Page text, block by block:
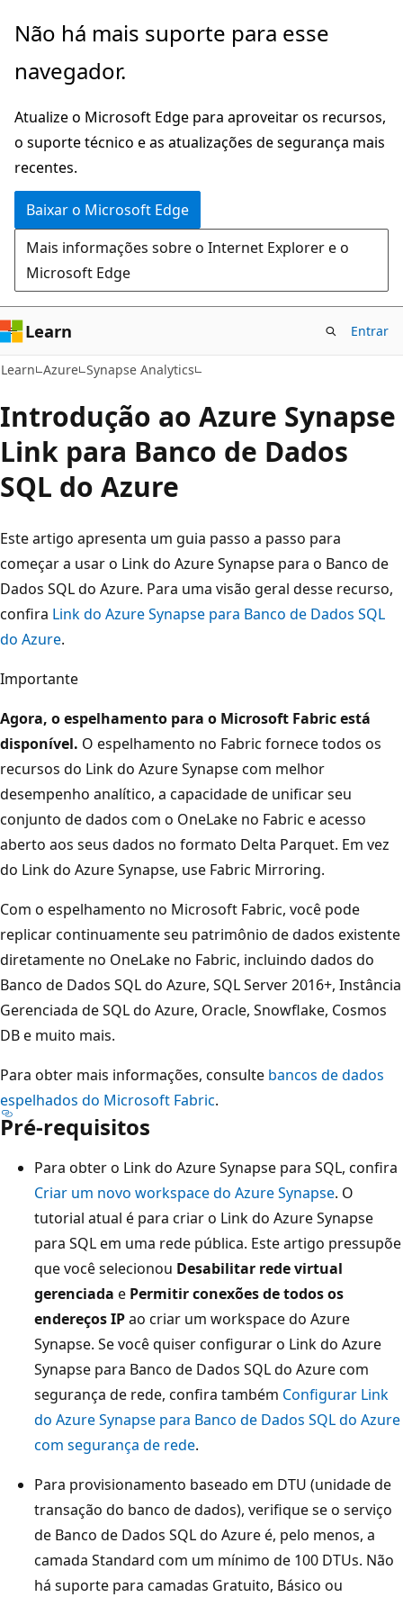
Pular
o
principal
Não há mais suporte para esse
navegador.
Atualize o Microsoft Edge para aproveitar os recursos,
o suporte técnico e as atualizações de segurança mais
recentes.
Baixar o Microsoft Edge
Mais informações sobre o Internet Explorer e o
Microsoft Edge
Learn Entrar
Learn Azure Synapse Analytics
Introdução ao Azure Synapse
Link para Banco de Dados
SQL do Azure
Este artigo apresenta um guia passo a passo para
começar a usar o Link do Azure Synapse para o Banco de
Dados SQL do Azure. Para uma visão geral desse recurso,
confira Link do Azure Synapse para Banco de Dados SQL
do Azure.
Importante
Agora, o espelhamento para o Microsoft Fabric está
disponível. O espelhamento no Fabric fornece todos os
recursos do Link do Azure Synapse com melhor
desempenho analítico, a capacidade de unificar seu
conjunto de dados com o OneLake no Fabric e acesso
aberto aos seus dados no formato Delta Parquet. Em vez
do Link do Azure Synapse, use Fabric Mirroring.
Com o espelhamento no Microsoft Fabric, você pode
replicar continuamente seu patrimônio de dados existente
diretamente no OneLake no Fabric, incluindo dados do
Banco de Dados SQL do Azure, SQL Server 2016+, Instância
Gerenciada de SQL do Azure, Oracle, Snowflake, Cosmos
DB e muito mais.
Para obter mais informações, consulte bancos de dados
espelhados do Microsoft Fabric.
Pré-requisitos
Para obter o Link do Azure Synapse para SQL, confira
Criar um novo workspace do Azure Synapse. O
tutorial atual é para criar o Link do Azure Synapse
para SQL em uma rede pública. Este artigo pressupõe
que você selecionou Desabilitar rede virtual
gerenciada e Permitir conexões de todos os
endereços IPao criar um workspace do Azure
Synapse. Se você quiser configurar o Link do Azure
Synapse para Banco de Dados SQL do Azure com
segurança de rede, confira também Configurar Link
do Azure Synapse para Banco de Dados SQL do Azure
com segurança de rede.
Para provisionamento baseado em DTU (unidade de
transação do banco de dados), verifique se o serviço
de Banco de Dados SQL do Azure é, pelo menos, a
camada Standard com um mínimo de 100 DTUs. Não
há suporte para camadas Gratuito, Básico ou